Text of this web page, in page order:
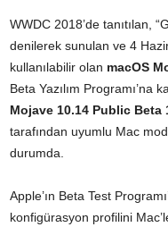
WWDC 2018’de tanıtılan,
denilerek sunulan ve 4
kullanılabilir olan macOS
Beta Yazılım Programı’na
Mojave 10.14 Public Beta
tarafından uyumlu Mac
durumda.
Apple’ın Beta Test
konfigürasyon profilini